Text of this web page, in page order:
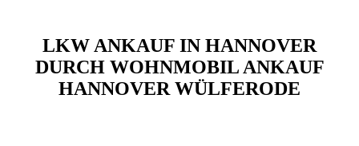
LKW ANKAUF IN HANNOVER
DURCH WOHNMOBIL ANKAUF
HANNOVER WÜLFERODE